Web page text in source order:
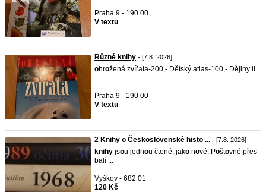
Praha 9 - 190 00
V textu
Různé knihy - [7.8. 2026]
ohrožená zvířata-200,- Dětský atlas-100,- Dějiny li
...
Praha 9 - 190 00
V textu
2 Knihy o Československé histo ... - [7.8. 2026]
knihy jsou jednou čtené, jako nové. Poštovné přes
balí ...
Vyškov - 682 01
120 Kč